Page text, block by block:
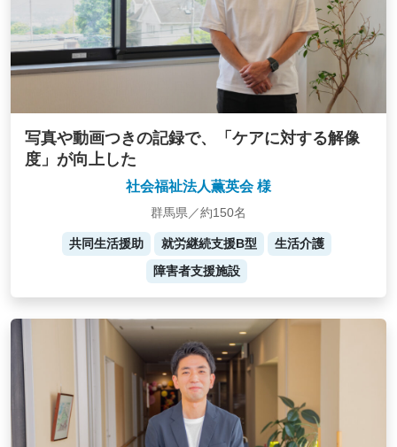
写真や動画つきの記録で、「ケアに対する解像
度」が向上した
社会福祉法人薫英会 様
群馬県／約150名
共同生活援助 就労継続支援B型
生活介護
障害者支援施設